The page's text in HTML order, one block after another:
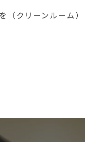
（クリーンルーム）